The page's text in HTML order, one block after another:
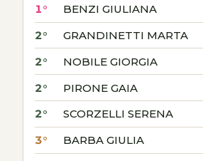
1° BENZI GIULIANA
2° GRANDINETTI MARTA
2° NOBILE GIORGIA
2° PIRONE GAIA
2° SCORZELLI SERENA
3° BARBA GIULIA